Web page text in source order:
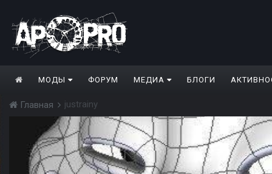
МОДЫ ФОРУМ МЕДИА БЛОГИ
Главная justrainy